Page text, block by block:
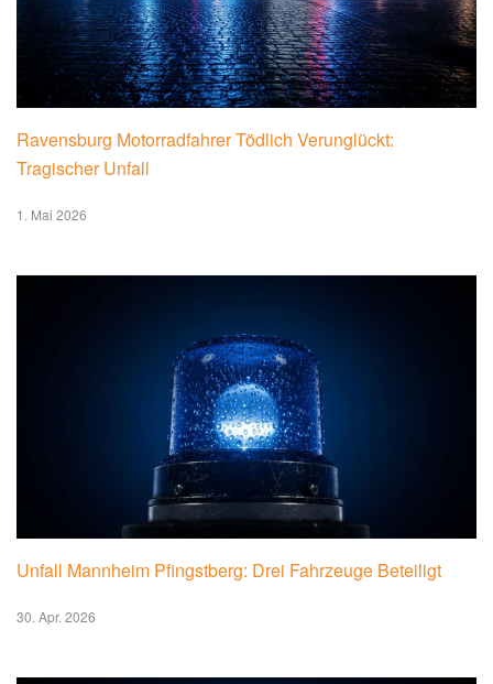
Ravensburg Motorradfahrer Tödlich Verunglückt:
Tragischer Unfall
1. Mai 2026
Unfall Mannheim Pfingstberg: Drei Fahrzeuge Beteiligt
30. Apr. 2026